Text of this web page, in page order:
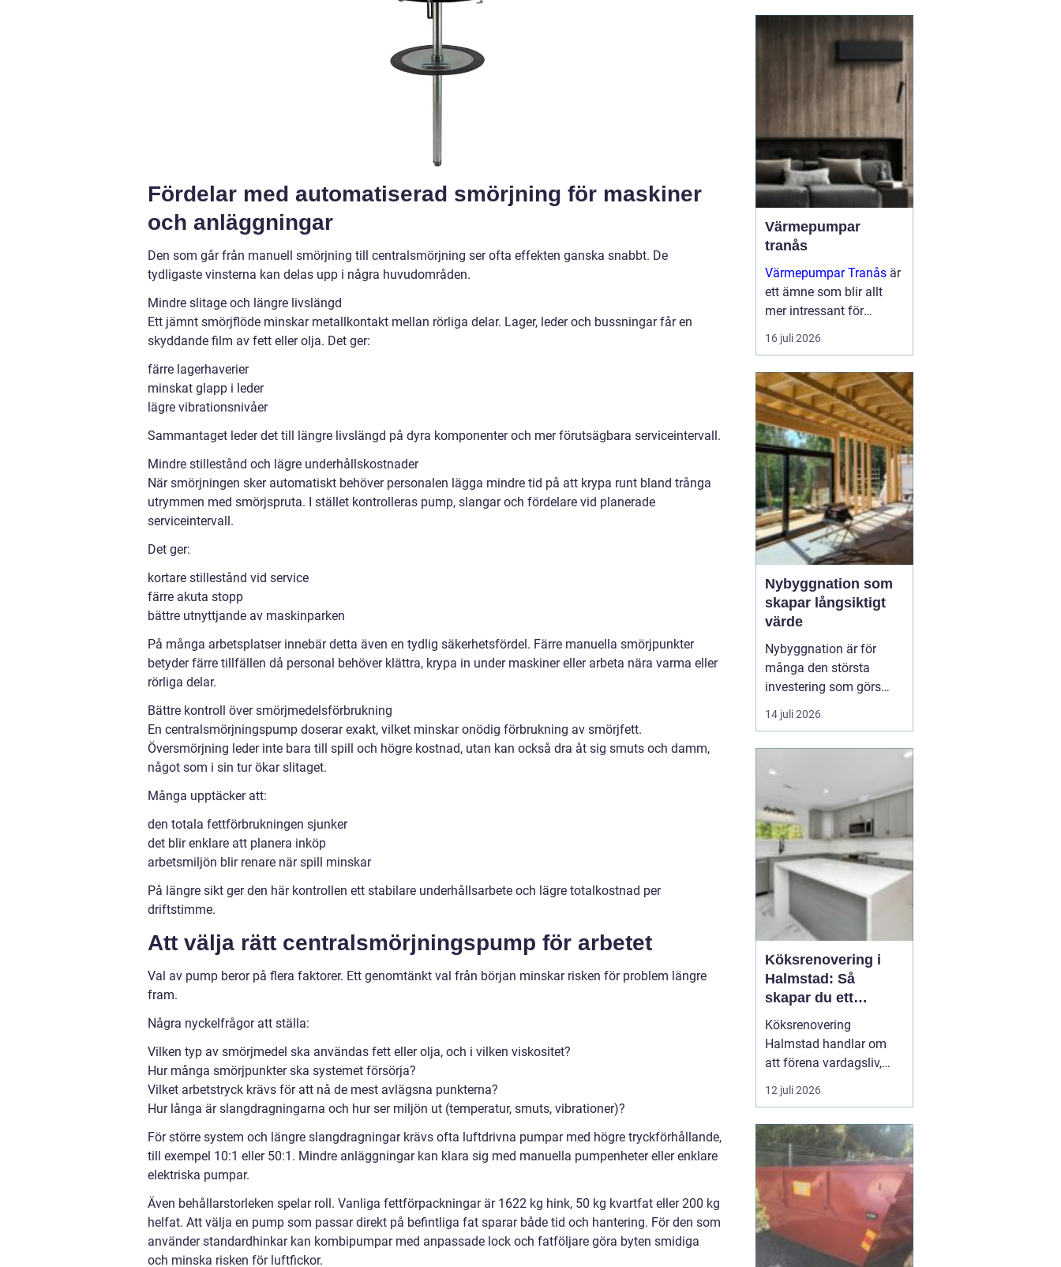
Fördelar med automatiserad smörjning för maskiner
och anläggningar
Den som går från manuell smörjning till centralsmörjning ser ofta effekten ganska snabbt. De
tydligaste vinsterna kan delas upp i några huvudområden.
Mindre slitage och längre livslängd
Ett jämnt smörjflöde minskar metallkontakt mellan rörliga delar. Lager, leder och bussningar får en
skyddande film av fett eller olja. Det ger:
färre lagerhaverier
minskat glapp i leder
lägre vibrationsnivåer
Sammantaget leder det till längre livslängd på dyra komponenter och mer förutsägbara serviceintervall.
Mindre stillestånd och lägre underhållskostnader
När smörjningen sker automatiskt behöver personalen lägga mindre tid på att krypa runt bland trånga
utrymmen med smörjspruta. I stället kontrolleras pump, slangar och fördelare vid planerade
serviceintervall.
Det ger:
kortare stillestånd vid service
färre akuta stopp
bättre utnyttjande av maskinparken
På många arbetsplatser innebär detta även en tydlig säkerhetsfördel. Färre manuella smörjpunkter
betyder färre tillfällen då personal behöver klättra, krypa in under maskiner eller arbeta nära varma eller
rörliga delar.
Bättre kontroll över smörjmedelsförbrukning
En centralsmörjningspump doserar exakt, vilket minskar onödig förbrukning av smörjfett.
Översmörjning leder inte bara till spill och högre kostnad, utan kan också dra åt sig smuts och damm,
något som i sin tur ökar slitaget.
Många upptäcker att:
den totala fettförbrukningen sjunker
det blir enklare att planera inköp
arbetsmiljön blir renare när spill minskar
På längre sikt ger den här kontrollen ett stabilare underhållsarbete och lägre totalkostnad per
driftstimme.
Att välja rätt centralsmörjningspump för arbetet
Val av pump beror på flera faktorer. Ett genomtänkt val från början minskar risken för problem längre
fram.
Några nyckelfrågor att ställa:
Vilken typ av smörjmedel ska användas fett eller olja, och i vilken viskositet?
Hur många smörjpunkter ska systemet försörja?
Vilket arbetstryck krävs för att nå de mest avlägsna punkterna?
Hur långa är slangdragningarna och hur ser miljön ut (temperatur, smuts, vibrationer)?
För större system och längre slangdragningar krävs ofta luftdrivna pumpar med högre tryckförhållande,
till exempel 10:1 eller 50:1. Mindre anläggningar kan klara sig med manuella pumpenheter eller enklare
elektriska pumpar.
Även behållarstorleken spelar roll. Vanliga fettförpackningar är 1622 kg hink, 50 kg kvartfat eller 200 kg
helfat. Att välja en pump som passar direkt på befintliga fat sparar både tid och hantering. För den som
använder standardhinkar kan kombipumpar med anpassade lock och fatföljare göra byten smidiga
och minska risken för luftfickor.
varje spolning ligger ett
skyddar både hälsa och
avloppssystemet inte
fungerar syns pr...
Värmepumpar
tranås
Värmepumpar Tranås är
ett ämne som blir allt
mer intressant för
villaägare,
bostadsrättsföreningar
fastighetsägare som vill
sänka sina
energikostnader och
samtidigt mins...
16 juli 2026
Nybyggnation som
skapar långsiktigt
värde
Nybyggnation är för
många den största
investering som görs
under livet, både
känslomässigt och
fritidshus växer fram
från grunden formas inte
bara v&...
14 juli 2026
Köksrenovering i
Halmstad: Så
skapar du ett
funktionellt och
trivsamt kök
Köksrenovering
Halmstad handlar om
att förena vardagsliv,
matlagning och
umgänge i ett och
familj bestämmer sig för
att uppgradera sitt kök i
Halmstad handlar valet
ofta både om stil,
funktio...
12 juli 2026